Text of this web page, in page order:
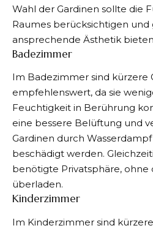
Wahl der Gardinen sollte die
Raumes berücksichtigen und
ansprechende Ästhetik
Badezimmer
Im Badezimmer sind kürzere
empfehlenswert, da sie
Feuchtigkeit in Berührung
eine bessere Belüftung und
Gardinen durch
beschädigt werden.
benötigte Privatsphäre, ohne
überladen.
Kinderzimmer
Im Kinderzimmer sind